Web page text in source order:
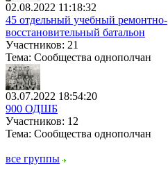
02.08.2022 11:18:32
45 отдельный учебный ремонтно-
восстановительный батальон
Участников: 21
Тема: Сообщества однополчан
03.07.2022 18:54:20
900 ОДШБ
Участников: 12
Тема: Сообщества однополчан
все группы